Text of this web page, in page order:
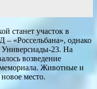
станет участок в
– «Россельбана», однако
Универсиады-23. На
возведение
мемориала. Животные и
место.